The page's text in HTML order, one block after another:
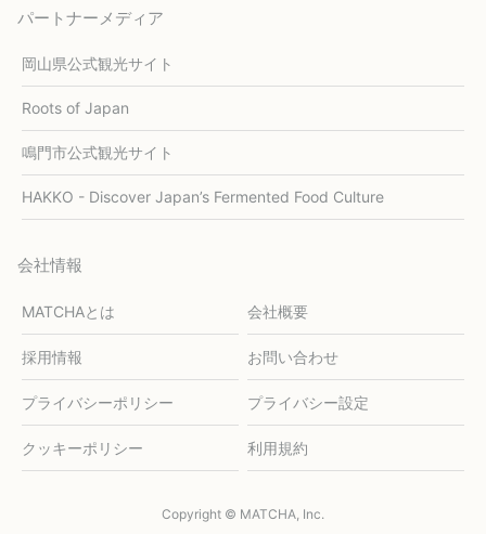
パートナーメディア
岡山県公式観光サイト
Roots of Japan
鳴門市公式観光サイト
HAKKO - Discover Japan’s Fermented Food Culture
会社情報
MATCHAとは 会社概要
採用情報 お問い合わせ
プライバシーポリシー プライバシー設定
クッキーポリシー 利用規約
Copyright © MATCHA, Inc.